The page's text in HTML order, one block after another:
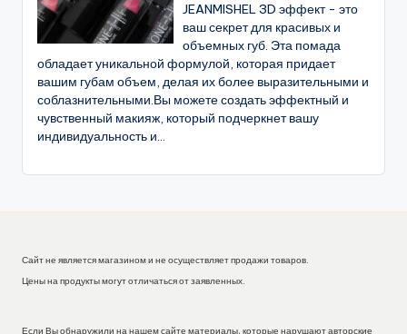
JEANMISHEL 3D эффект - это
ваш секрет для красивых и
объемных губ. Эта помада
обладает уникальной формулой, которая придает
вашим губам объем, делая их более выразительными и
соблазнительными.Вы можете создать эффектный и
чувственный макияж, который подчеркнет вашу
индивидуальность и...
Сайт не является магазином и не осуществляет продажи товаров.
Цены на продукты могут отличаться от заявленных.
Если Вы обнаружили на нашем сайте материалы, которые нарушают авторские